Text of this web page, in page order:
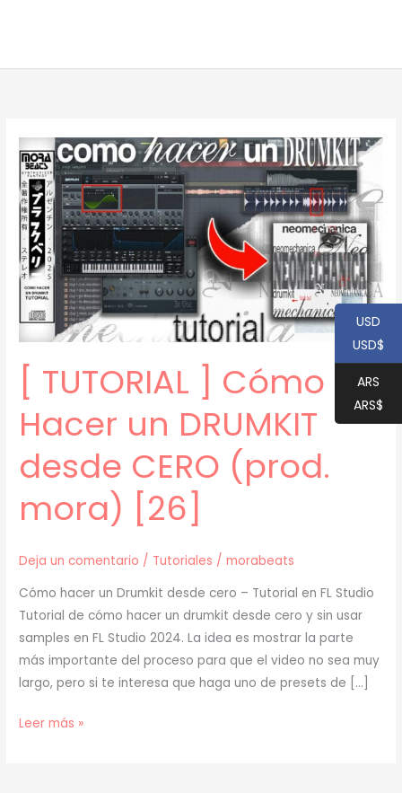
[ TUTORIAL ] Cómo
Hacer un DRUMKIT
desde CERO (prod.
mora) [26]
Deja un comentario / Tutoriales /morabeats
Cómo hacer un Drumkit desde cero – Tutorial en FL Studio
Tutorial de cómo hacer un drumkit desde cero y sin usar
samples en FL Studio 2024. La idea es mostrar la parte
más importante del proceso para que el video no sea muy
largo, pero si te interesa que haga uno de presets de […]
[
Leer más »
USD
USD$
ARS
ARS$